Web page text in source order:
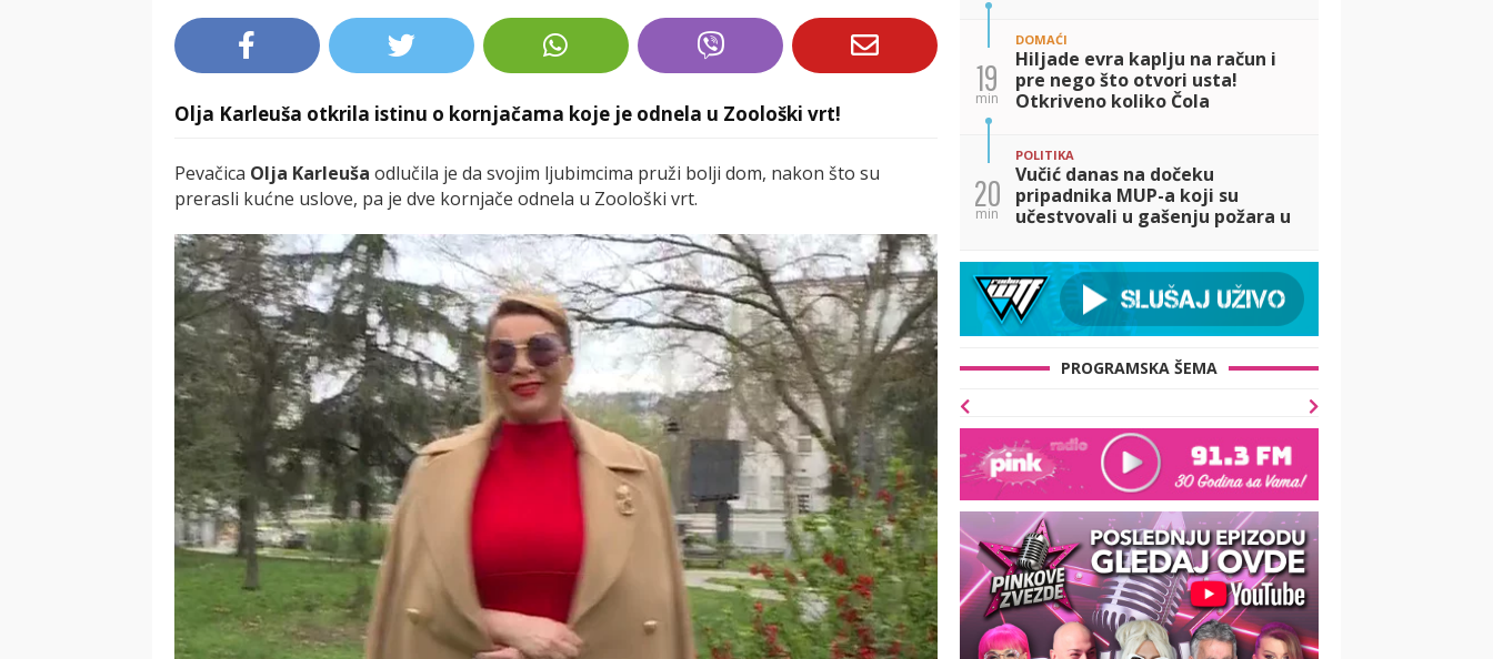
Olja Karleuša otkrila istinu o kornjačama koje je odnela u Zoološki vrt!
Pevačica Olja Karleuša odlučila je da svojim ljubimcima pruži bolji dom, nakon što su
prerasli kućne uslove, pa je dve kornjače odnela u Zoološki vrt.
licemerju u regionu
19
min
DOMAĆI
Hiljade evra kaplju na račun i
pre nego što otvori usta!
Otkriveno koliko Čola
20
min
POLITIKA
Vučić danas na dočeku
pripadnika MUP-a koji su
učestvovali u gašenju požara u
PROGRAMSKA ŠEMA